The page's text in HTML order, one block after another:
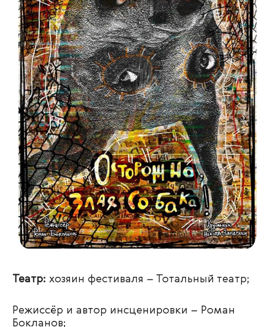
Театр: хозяин фестиваля – Тотальный театр;
Режиссёр и автор инсценировки – Роман
Бокланов;